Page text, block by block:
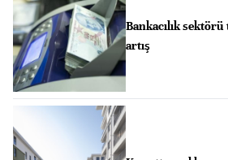
Bankacılık
artış